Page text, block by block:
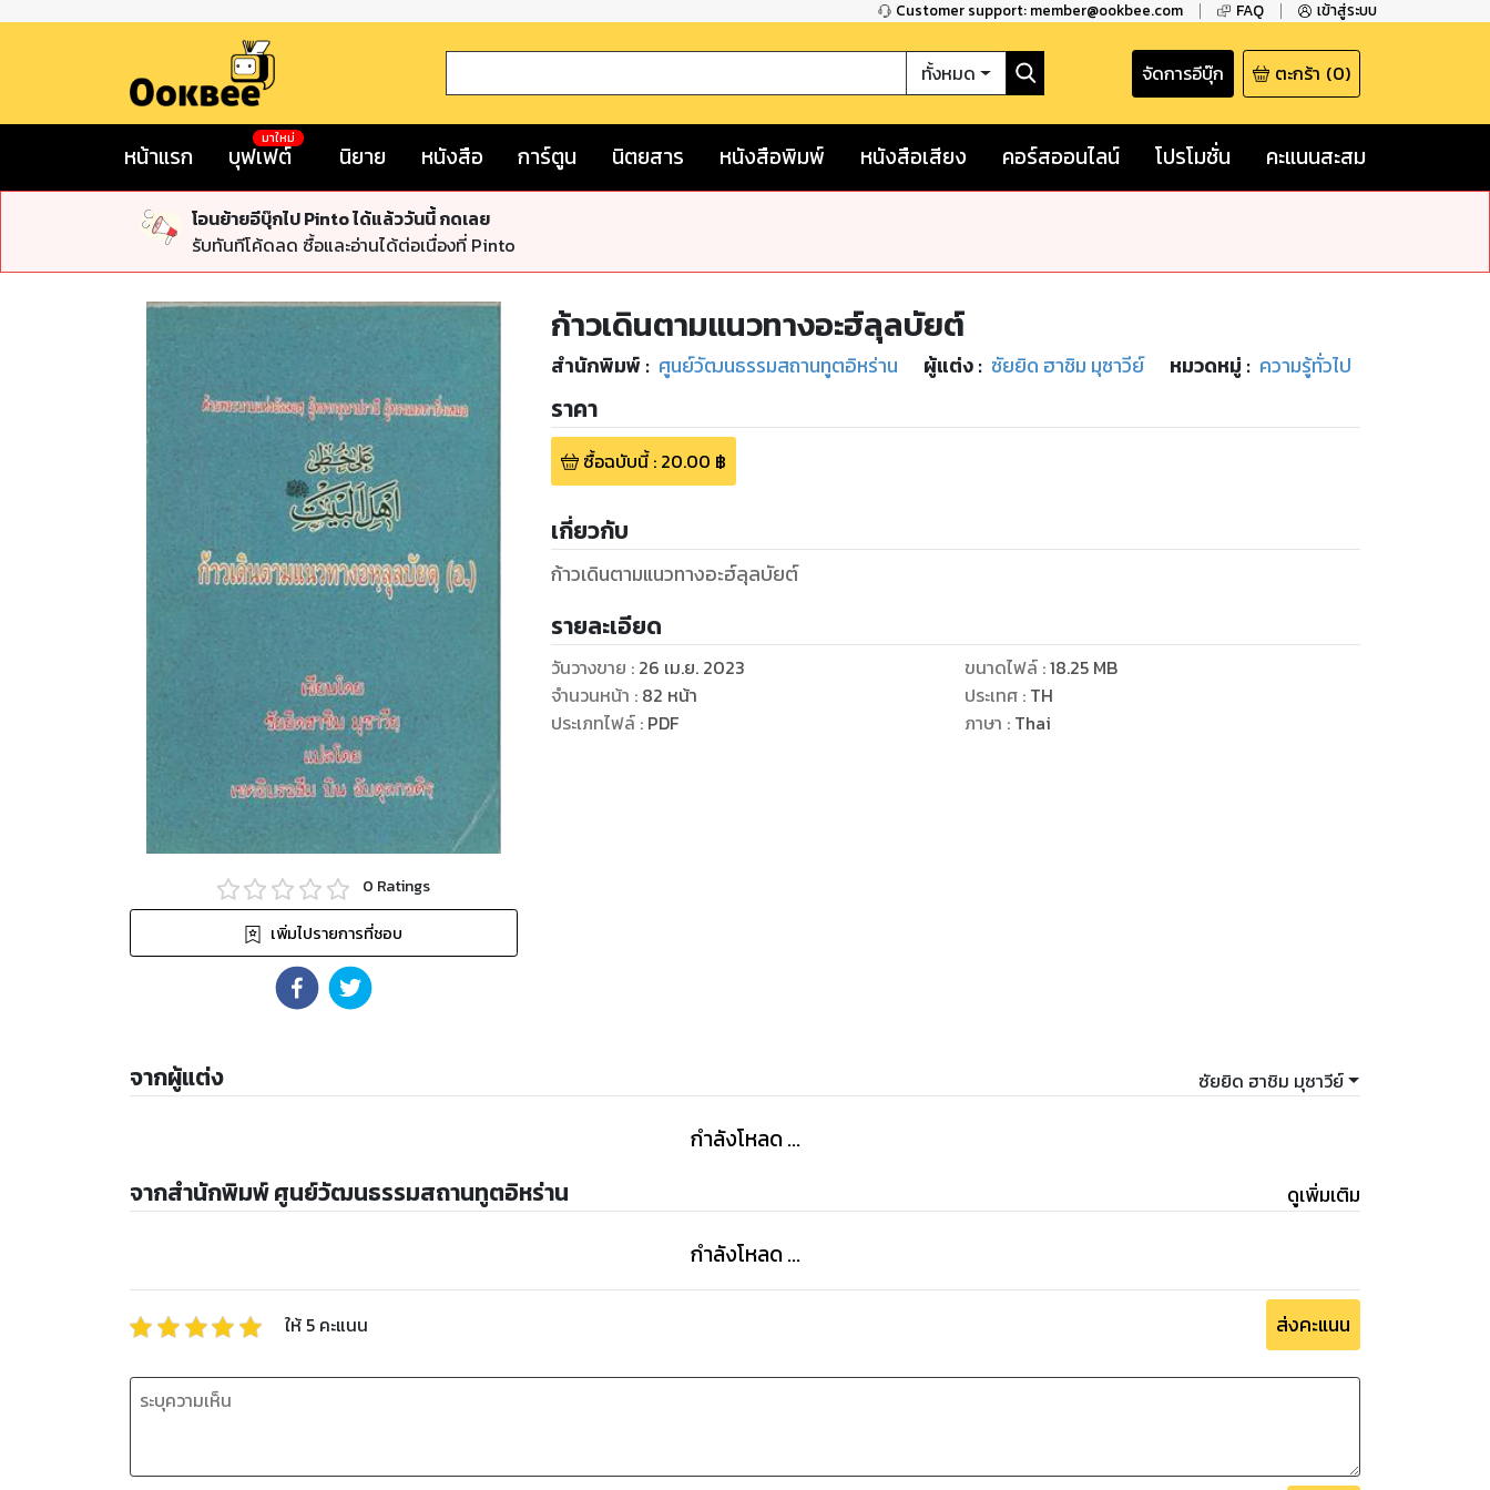
Customer support: member@ookbee.com FAQ เข้าสู่ระบบ
ทั้งหมด จัดการอีบุ๊ก ตะกร้า (0)
หน้าแรก บุฟเฟต์
มาใหม่
นิยาย หนังสือ การ์ตูน นิตยสาร หนังสือพิมพ์ หนังสือเสียง คอร์สออนไลน์ โปรโมชั่น คะแนนสะสม
โอนย้ายอีบุ๊กไป Pinto ได้แล้ววันนี้ กดเลย
รับทันทีโค้ดลด ซื้อและอ่านได้ต่อเนื่องที่ Pinto
0 Ratings
เพิ่มไปรายการที่ชอบ
ก้าวเดินตามแนวทางอะฮ์ลุลบัยต์
สำนักพิมพ์ : ศูนย์วัฒนธรรมสถานทูตอิหร่าน ผู้แต่ง : ซัยยิด ฮาชิม มุซาวีย์ หมวดหมู่ : ความรู้ทั่วไป
ราคา
ซื้อฉบับนี้: 20.00 ฿
เกี่ยวกับ
ก้าวเดินตามแนวทางอะฮ์ลุลบัยต์
รายละเอียด
วันวางขาย : 26 เม.ย. 2023
จำนวนหน้า : 82 หน้า
ประเภทไฟล์: PDF
ขนาดไฟล์:18.25 MB
ประเทศ : TH
ภาษา : Thai
จากผู้แต่ง ซัยยิด ฮาชิม มุซาวีย์
กำลังโหลด ...
จากสำนักพิมพ์ ศูนย์วัฒนธรรมสถานทูตอิหร่าน ดูเพิ่มเติม
กำลังโหลด ...
ให้ 5 คะแนน ส่งคะแนน